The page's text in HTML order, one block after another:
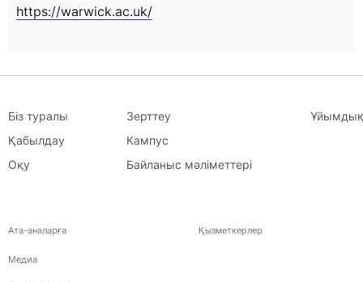
https://warwick.ac.uk/
Біз туралы
Қабылдау
Оқу
Зерттеу
Кампус
Байланыс мәліметтері
Ұйымдық
Ата-аналарға
Медиа
Қызметкерлер